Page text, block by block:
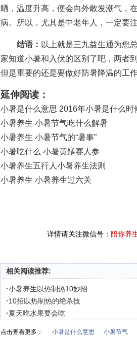
晒，温度升高，便会向外散发潮气，
病。所以，尤其是中老年人，一定要
结语： 以上就是三九益生通为您
家知道小暑和入伏的区别了吧，两者
但是重要的还是要做好防暑降温的工
延伸阅读：
小暑是什么意思 2016年小暑是什么时
小暑养生 小暑节气吃什么解暑
小暑养生 小暑节气的“暑事”
小暑吃什么 小暑黄鳝赛人参
小暑养生五行人小暑养生法则
小暑养生 小暑养生过六关
详情请关注微信号： 陪你养
相关阅读推荐:
·小暑养生以热制热10妙招
·10招以热制热的绝杀技
·夏天吃水果要会吃
点击查看更多： 小暑是什么意思 小暑节气